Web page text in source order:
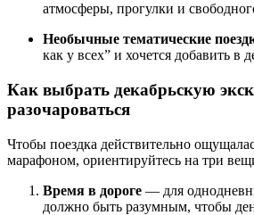
атмосферы, прогулки и
Необычные тематические
как у всех” и хочется добавить в
Как выбрать декабрьскую
разочароваться
Чтобы поездка действительно
марафоном, ориентируйтесь на три
Время в дороге — для
должно быть разумным, чтобы